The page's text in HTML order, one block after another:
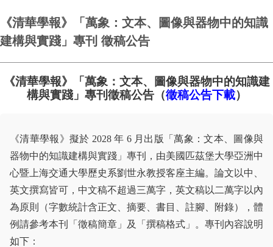
《清華學報》「萬象：文本、圖像與器物中的知識
建構與實踐」專刊 徵稿公告
《清華學報》「萬象：文本、圖像與器物中的知識建
構與實踐」專刊徵稿公告（徵稿公告下載）
《清華學報》擬於 2028 年 6 月出版「萬象：文本、圖像與
器物中的知識建構與實踐」專刊，由美國匹茲堡大學亞洲中
心暨上海交通大學歷史系劉世永教授客座主編。論文以中、
英文撰寫皆可，中文稿不超過三萬字，英文稿以二萬字以內
為原則（字數統計含正文、摘要、書目、註腳、附錄），體
例請參考本刊「徵稿簡章」及「撰稿格式」。專刊內容說明
如下：